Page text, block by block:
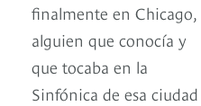
finalmente en Chicago,
alguien que conocía y
que tocaba en la
Sinfónica de esa ciudad